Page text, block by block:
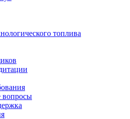
топлива
вопросы